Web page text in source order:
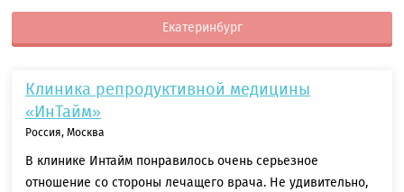
Екатеринбург
Клиника репродуктивной медицины
«ИнТайм»
Россия, Москва
В клинике Интайм понравилось очень серьезное
отношение со стороны лечащего врача. Не удивительно,